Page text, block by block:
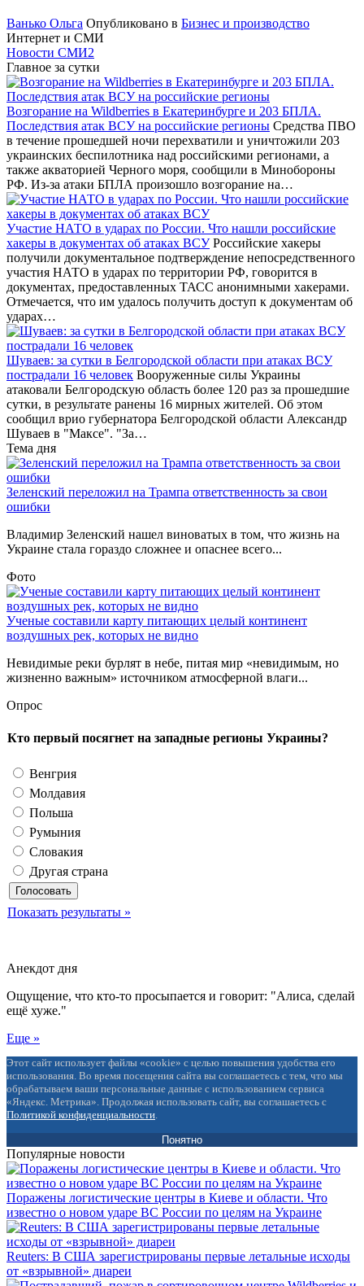
Ванько Ольга Опубликовано в Бизнес и производство
Интернет и СМИ
Новости СМИ2
Главное за сутки
Возгорание на Wildberries в Екатеринбурге и 203 БПЛА.
Последствия атак ВСУ на российские регионы Средства ПВО
в течение прошедшей ночи перехватили и уничтожили 203
украинских беспилотника над российскими регионами, а
также акваторией Черного моря, сообщили в Минобороны
РФ. Из-за атаки БПЛА произошло возгорание на…
Участие НАТО в ударах по России. Что нашли российские
хакеры в документах об атаках ВСУРоссийские хакеры
получили документальное подтверждение непосредственного
участия НАТО в ударах по территории РФ, говорится в
документах, предоставленных ТАСС анонимными хакерами.
Отмечается, что им удалось получить доступ к документам об
ударах…
Шуваев: за сутки в Белгородской области при атаках ВСУ
пострадали 16 человек Вооруженные силы Украины
атаковали Белгородскую область более 120 раз за прошедшие
сутки, в результате ранены 16 мирных жителей. Об этом
сообщил врио губернатора Белгородской области Александр
Шуваев в "Максе". "За…
Тема дня
Зеленский переложил на Трампа ответственность за свои
ошибки
Владимир Зеленский нашел виноватых в том, что жизнь на
Украине стала гораздо сложнее и опаснее всего...
Фото
Ученые составили карту питающих целый континент
воздушных рек, которых не видно
Невидимые реки бурлят в небе, питая мир «невидимым, но
жизненно важным» источником атмосферной влаги...
Опрос
Кто первый посягнет на западные регионы Украины?
Венгрия
Молдавия
Польша
Румыния
Словакия
Другая страна
Показать результаты »
Анекдот дня
Ощущение, что кто-то просыпается и говорит: "Алиса, сделай
ещё хуже."
Еще »
Этот сайт использует файлы «cookie» с целью повышения удобства его
использования. Во время посещения сайта вы соглашаетесь с тем, что мы
обрабатываем ваши персональные данные с использованием сервиса
«Яндекс. Метрика». Продолжая использовать сайт, вы соглашаетесь с
Политикой конфиденциальности
Понятно
Популярные новости
Поражены логистические центры в Киеве и области. Что
известно о новом ударе ВС России по целям на Украине
Reuters: В США зарегистрированы первые летальные исходы
от «взрывной» диареи